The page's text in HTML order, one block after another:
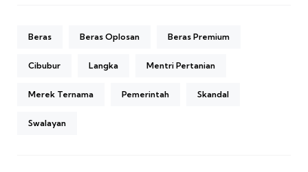
Beras Beras Oplosan Beras Premium
Cibubur Langka Mentri Pertanian
Merek Ternama Pemerintah Skandal
Swalayan